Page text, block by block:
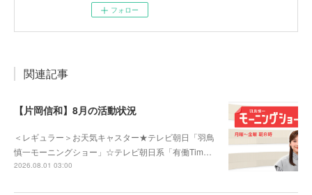
フォロー
関連記事
【片岡信和】8月の活動状況
＜レギュラー＞お天気キャスター★テレビ朝日「羽鳥
慎一モーニングショー」☆テレビ朝日系「有働Tim…
2026.08.01 03:00